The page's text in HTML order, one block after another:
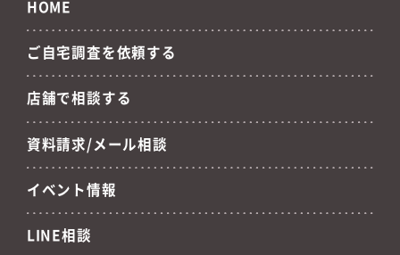
HOME
ご自宅調査を依頼する
店舗で相談する
資料請求/メール相談
イベント情報
LINE相談